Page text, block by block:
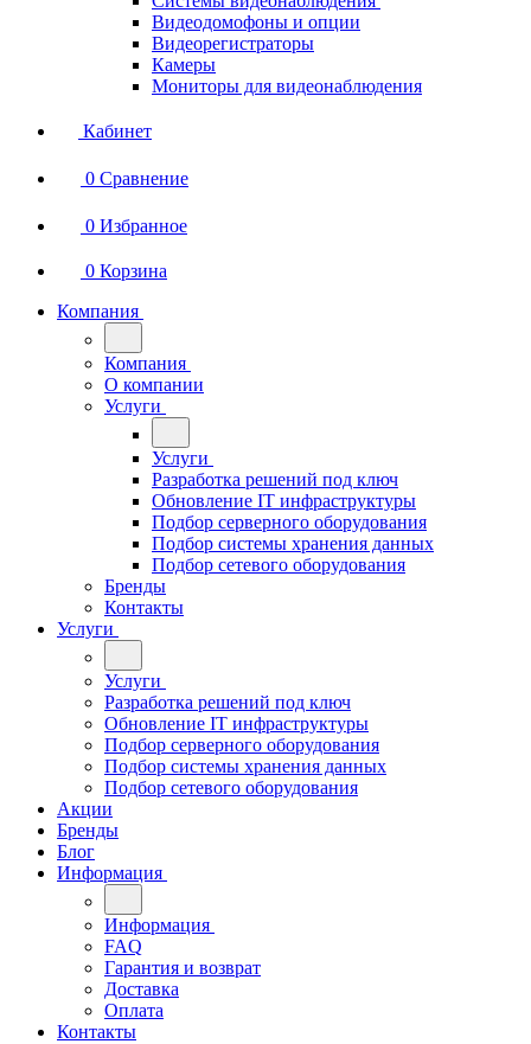
Видеодомофоны и опции
Видеорегистраторы
Камеры
Мониторы для видеонаблюдения
Кабинет
0 Сравнение
0 Избранное
0 Корзина
Компания
Компания
О компании
Услуги
Услуги
Разработка решений под ключ
Обновление IT инфраструктуры
Подбор серверного оборудования
Подбор системы хранения данных
Подбор сетевого оборудования
Бренды
Контакты
Услуги
Услуги
Разработка решений под ключ
Обновление IT инфраструктуры
Подбор серверного оборудования
Подбор системы хранения данных
Подбор сетевого оборудования
Акции
Бренды
Блог
Информация
Информация
FAQ
Гарантия и возврат
Доставка
Оплата
Контакты